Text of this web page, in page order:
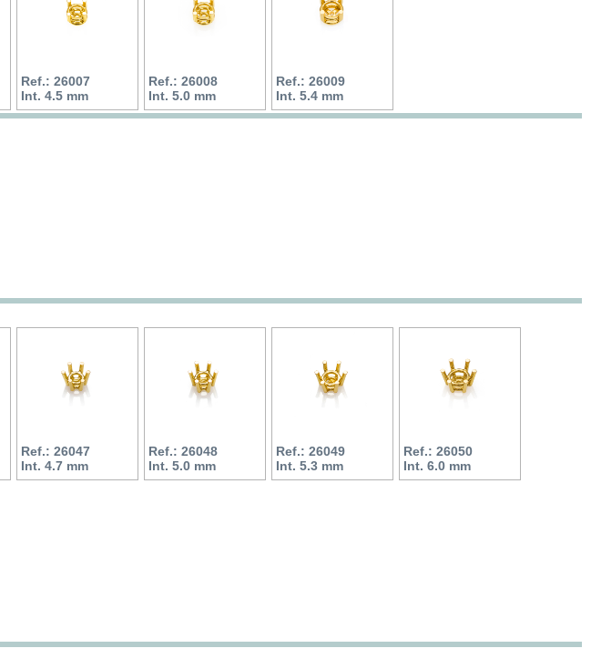
Ref.: 26007
Int. 4.5 mm
Ref.: 26008
Int. 5.0 mm
Ref.: 26009
Int. 5.4 mm
Ref.: 26047
Int. 4.7 mm
Ref.: 26048
Int. 5.0 mm
Ref.: 26049
Int. 5.3 mm
Ref.: 26050
Int. 6.0 mm